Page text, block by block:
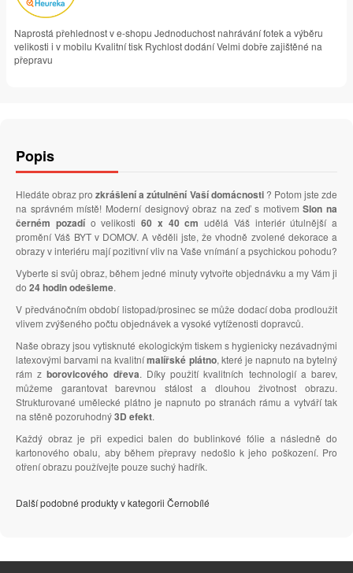
Naprostá přehlednost v e-shopu Jednoduchost nahrávání fotek a výběru
velikosti i v mobilu Kvalitní tisk Rychlost dodání Velmi dobře zajištěné na
přepravu
Popis
Hledáte obraz prozkrášlení a zútulnění Vaší domácnosti? Potom jste zde
na správném místě! Moderní designový obraz na zeď s motivemSlon na
černém pozadío velikosti 60 x 40 cm udělá Váš interiér útulnější a
promění Váš BYT v DOMOV. A věděli jste, že vhodně zvolené dekorace a
obrazy v interiéru mají pozitivní vliv na Vaše vnímání a psychickou pohodu?
Vyberte si svůj obraz, během jedné minuty vytvořte objednávku a my Vám ji
do 24 hodin odešleme.
V předvánočním období listopad/prosinec se může dodací doba prodloužit
vlivem zvýšeného počtu objednávek a vysoké vytíženosti dopravců.
Naše obrazy jsou vytisknuté ekologickým tiskem s hygienicky nezávadnými
latexovými barvami na kvalitnímalířské plátno, které je napnuto na bytelný
rám zborovicového dřeva. Díky použití kvalitních technologií a barev,
můžeme garantovat barevnou stálost a dlouhou životnost obrazu.
Strukturované umělecké plátno je napnuto po stranách rámu a vytváří tak
na stěně pozoruhodný3D efekt.
Každý obraz je při expedici balen do bublinkové fólie a následně do
kartonového obalu, aby během přepravy nedošlo k jeho poškození. Pro
otření obrazu používejte pouze suchý hadřík.
Další podobné produkty v kategorii Černobílé